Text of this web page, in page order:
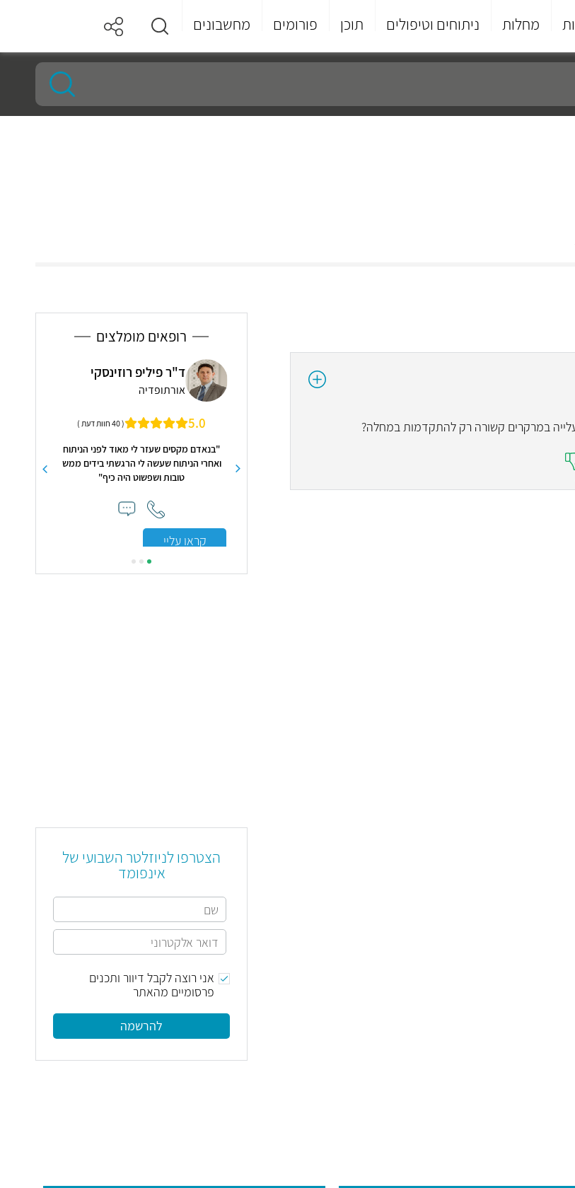
מחלות ניתוחים וטיפולים תוכן פורומים מחשבונים
במרקרים קשורה רק להתקדמות במחלה?
רופאים מומלצים
ד"ר דמיטרי חונוביץ
אורולוגיה
4.9
ד"ר פיליפ רוזינסקי
אורתופדיה
5.0 ( 40 חוות דעת )
"בנאדם מקסים שעזר לי מאוד לפני הניתוח
ואחרי הניתוח שעשה לי הרגשתי בידים ממש
טובות ושפשוט היה כיף"
קראו עליי
הצטרפו לניוזלטר השבועי של
אינפומד
אני רוצה לקבל דיוור ותכנים
פרסומיים מהאתר
להרשמה